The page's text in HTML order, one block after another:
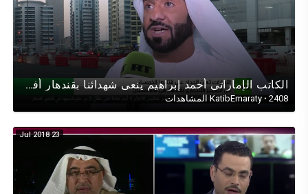
الكاتب الإماراتي أحمد إبراهيم ينعى شهدائنا بقندهار أفغانستان على قناة روسيا اليوم^RT, اللهم أرحمهم H
KatibEmaraty · 2408 المشاهدات
23 Jul 2018